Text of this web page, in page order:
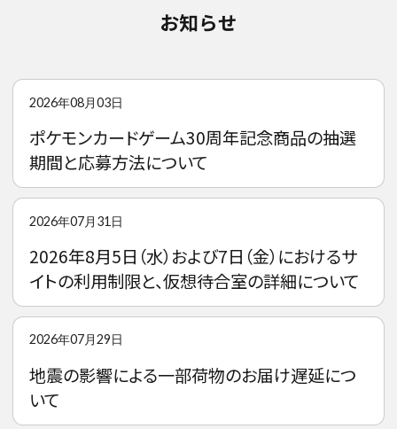
お知らせ
2026年08月03日
ポケモンカードゲーム30周年記念商品の抽選
期間と応募方法について
2026年07月31日
2026年8月5日（水）および7日（金）におけるサ
イトの利用制限と、仮想待合室の詳細について
2026年07月29日
地震の影響による一部荷物のお届け遅延につ
いて